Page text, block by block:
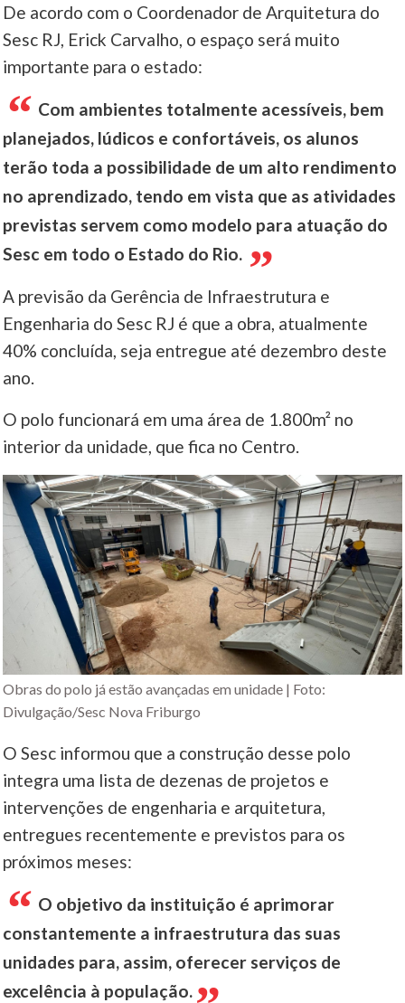
De acordo com o Coordenador de Arquitetura do
Sesc RJ, Erick Carvalho, o espaço será muito
importante para o estado:
Com ambientes totalmente acessíveis, bem
planejados, lúdicos e confortáveis, os alunos
terão toda a possibilidade de um alto rendimento
no aprendizado, tendo em vista que as atividades
previstas servem como modelo para atuação do
Sesc em todo o Estado do Rio.
A previsão da Gerência de Infraestrutura e
Engenharia do Sesc RJ é que a obra, atualmente
40% concluída, seja entregue até dezembro deste
ano.
O polo funcionará em uma área de 1.800m² no
interior da unidade, que fica no Centro.
Obras do polo já estão avançadas em unidade | Foto:
Divulgação/Sesc Nova Friburgo
O Sesc informou que a construção desse polo
integra uma lista de dezenas de projetos e
intervenções de engenharia e arquitetura,
entregues recentemente e previstos para os
próximos meses:
O objetivo da instituição é aprimorar
constantemente a infraestrutura das suas
unidades para, assim, oferecer serviços de
excelência à população.